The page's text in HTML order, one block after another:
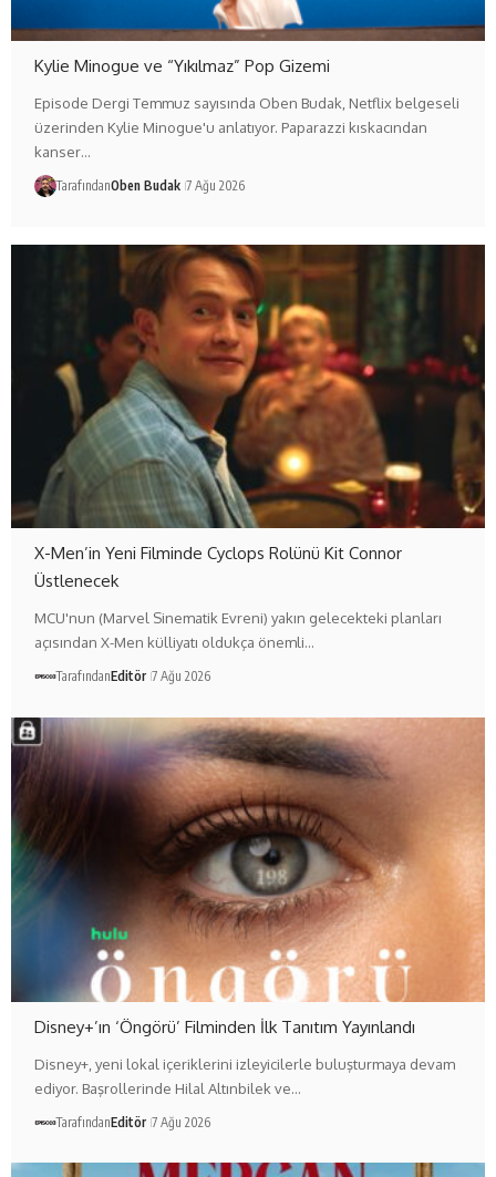
Kylie Minogue ve “Yıkılmaz” Pop Gizemi
Episode Dergi Temmuz sayısında Oben Budak, Netflix belgeseli
üzerinden Kylie Minogue'u anlatıyor. Paparazzi kıskacından
kanser…
TarafındanOben Budak 7 Ağu 2026
X-Men’in Yeni Filminde Cyclops Rolünü Kit Connor
Üstlenecek
MCU'nun (Marvel Sinematik Evreni) yakın gelecekteki planları
açısından X-Men külliyatı oldukça önemli…
TarafındanEditör 7 Ağu 2026
Disney+’ın ‘Öngörü’ Filminden İlk Tanıtım Yayınlandı
Disney+, yeni lokal içeriklerini izleyicilerle buluşturmaya devam
ediyor. Başrollerinde Hilal Altınbilek ve…
TarafındanEditör 7 Ağu 2026